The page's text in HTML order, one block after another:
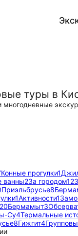
туры в
Конные прогулки1
ванны2За городом12
Приэльбрусье8
1Активности1
20Бермамыт3
Су4Термальные
8Гижгит4